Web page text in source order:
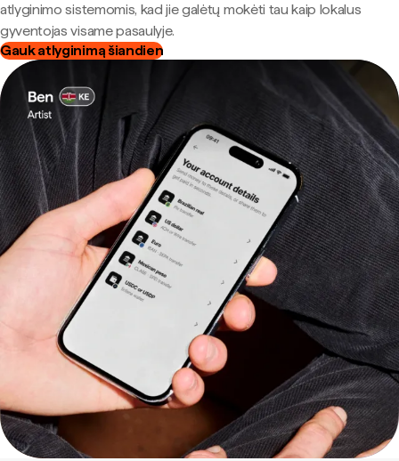
atlyginimo sistemomis, kad jie galėtų mokėti tau kaip lokalus
gyventojas visame pasaulyje.
Gauk atlyginimą šiandien